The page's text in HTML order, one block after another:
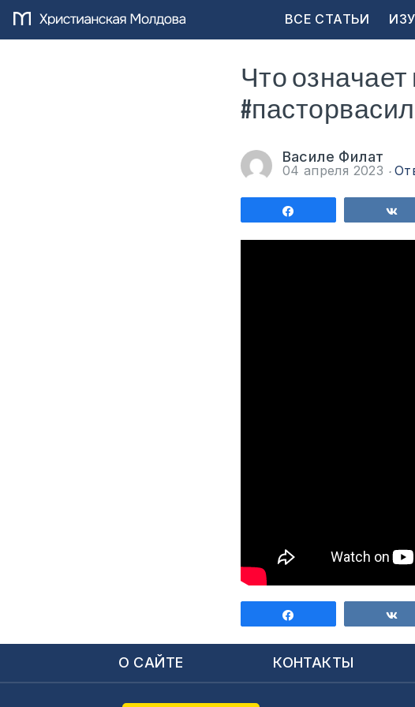
ВСЕ СТАТЬИ
Что
Василе Филат
04 апреля 2023
О САЙТЕ КОНТАКТЫ